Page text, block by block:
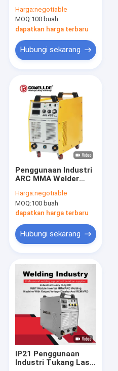
Produk
Video
Pertunjukan VR
Tentang kami
Tukang Las 50Hz
TIG250S dengan
efisiensi Tinggi,
hemat energi
Harga:negotiable
MOQ:100 buah
dapatkan harga terbaru
Hubungi sekarang
Penggunaan Industri
ARC MMA Welder
Energi AC380V IGBT
MMA Welding
Machine
Harga:negotiable
MOQ:100 buah
dapatkan harga terbaru
Hubungi sekarang
IP21 Penggunaan
Industri Tukang Las